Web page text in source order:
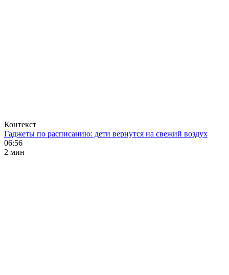
Контекст
Гаджеты по расписанию: дети вернутся на свежий воздух
06:56
2 мин